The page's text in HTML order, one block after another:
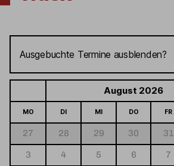
August 2026
MO DI MI DO FR
27 28 29 30 31
3
4 5 6 7
Ausgebuchte Termine ausblenden?